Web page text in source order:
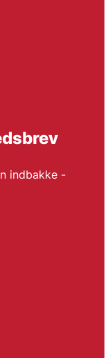
indbakke -